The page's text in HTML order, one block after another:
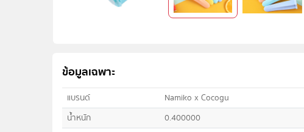
ข้อมูลเฉพาะ
แบรนด์
Namiko x Cocogu
น้ำหนัก
0.400000